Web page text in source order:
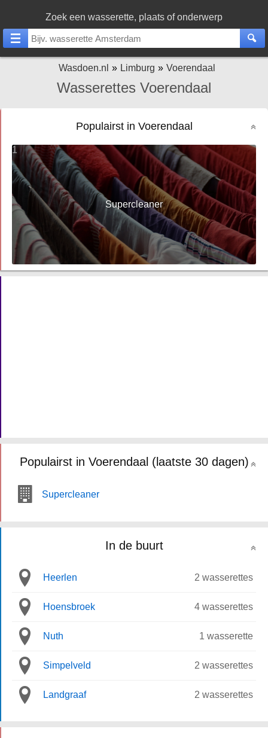
Zoek een wasserette, plaats of onderwerp
Wasdoen.nl Limburg Voerendaal
Wasserettes Voerendaal
Populairst in Voerendaal
1
Supercleaner
Populairst in Voerendaal (laatste 30 dagen)
Supercleaner
In de buurt
Heerlen 2 wasserettes
Hoensbroek 4 wasserettes
Nuth 1 wasserette
Simpelveld 2 wasserettes
Landgraaf 2 wasserettes